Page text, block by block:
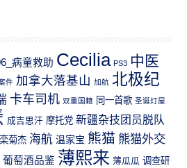
病童救助 Cecilia PS3 中医
件 加拿大落基山 加航 北极纪
卡车司机 双重国籍 同一首歌 圣诞灯屋
成吉思汗 摩托党 新疆杂技团员脱队
栾菊杰 海航 温家宝 熊猫 熊猫外交
葡萄酒品鉴 薄熙来 薄瓜瓜 调查研